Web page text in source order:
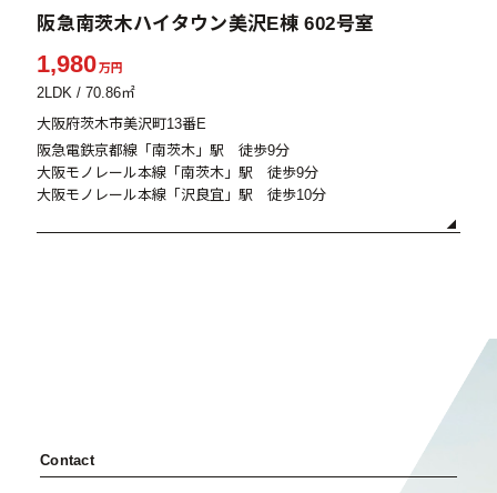
阪急南茨木ハイタウン美沢E棟 602号室
1,980万円
2LDK / 70.86㎡
大阪府茨木市美沢町13番E
阪急電鉄京都線「南茨木」駅 徒歩9分
大阪モノレール本線「南茨木」駅 徒歩9分
大阪モノレール本線「沢良宜」駅 徒歩10分
Contact